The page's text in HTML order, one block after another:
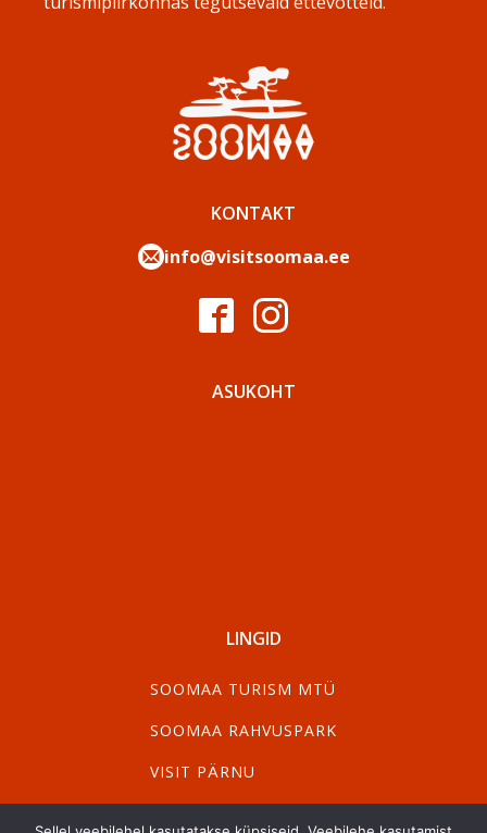
KONTAKT
info@visitsoomaa.ee
ASUKOHT
LINGID
SOOMAA TURISM MTÜ
SOOMAA RAHVUSPARK
VISIT PÄRNU